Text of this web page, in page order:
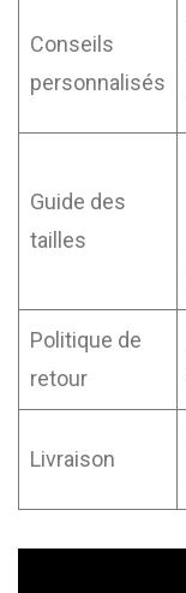
Conseils
personnalisés
Guide des
tailles
Politique de
retour
Livraison